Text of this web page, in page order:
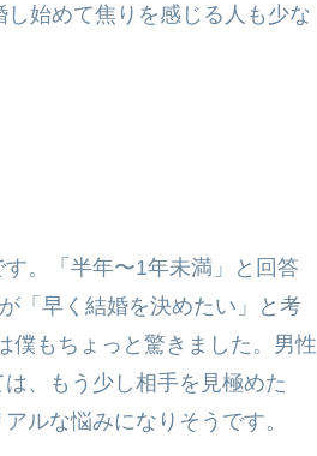
始めて焦りを感じる人も少な
。「半年〜1年未満」と回答
「早く結婚を決めたい」と考
僕もちょっと驚きました。男性
、もう少し相手を見極めた
ルな悩みになりそうです。